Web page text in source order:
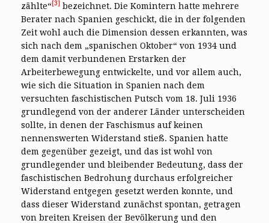
zählte“[3] bezeichnet. Die Komintern hatte mehrere
Berater nach Spanien geschickt, die in der folgenden
Zeit wohl auch die Dimension dessen erkannten, was
sich nach dem „spanischen Oktober“ von 1934 und
dem damit verbundenen Erstarken der
Arbeiterbewegung entwickelte, und vor allem auch,
wie sich die Situation in Spanien nach dem
versuchten faschistischen Putsch vom 18. Juli 1936
grundlegend von der anderer Länder unterscheiden
sollte, in denen der Faschismus auf keinen
nennenswerten Widerstand stieß. Spanien hatte
dem gegenüber gezeigt, und das ist wohl von
grundlegender und bleibender Bedeutung, dass der
faschistischen Bedrohung durchaus erfolgreicher
Widerstand entgegen gesetzt werden konnte, und
dass dieser Widerstand zunächst spontan, getragen
von breiten Kreisen der Bevölkerung und den